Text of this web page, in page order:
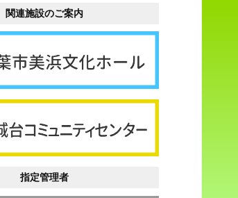
関連施設のご案内
指定管理者